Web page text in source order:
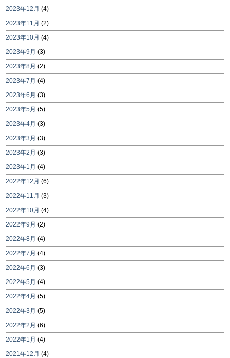
2023年12月 (4)
2023年11月 (2)
2023年10月 (4)
2023年9月 (3)
2023年8月 (2)
2023年7月 (4)
2023年6月 (3)
2023年5月 (5)
2023年4月 (3)
2023年3月 (3)
2023年2月 (3)
2023年1月 (4)
2022年12月 (6)
2022年11月 (3)
2022年10月 (4)
2022年9月 (2)
2022年8月 (4)
2022年7月 (4)
2022年6月 (3)
2022年5月 (4)
2022年4月 (5)
2022年3月 (5)
2022年2月 (6)
2022年1月 (4)
2021年12月 (4)